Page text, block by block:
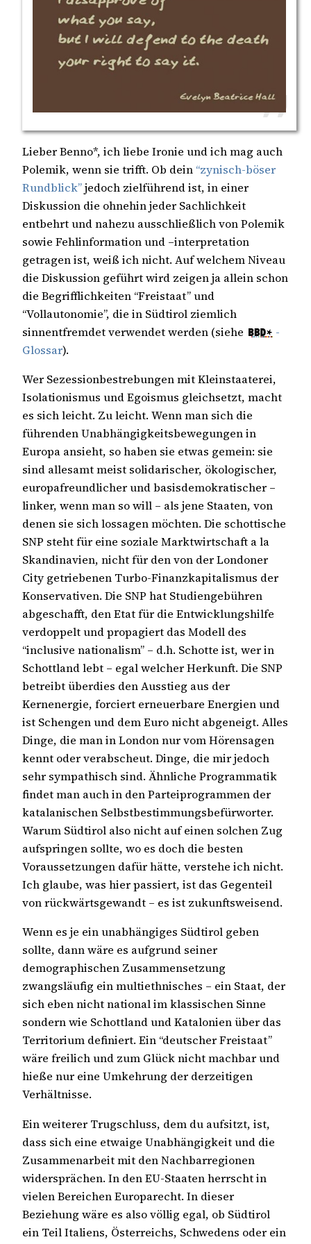
Lieber Benno*, ich liebe Ironie und ich mag auch
Polemik, wenn sie trifft. Ob dein “zynisch-böser
Rundblick”jedoch zielführend ist, in einer
Diskussion die ohnehin jeder Sachlichkeit
entbehrt und nahezu ausschließlich von Polemik
sowie Fehlinformation und –interpretation
getragen ist, weiß ich nicht. Auf welchem Niveau
die Diskussion geführt wird zeigen ja allein schon
die Begrifflichkeiten “Freistaat” und
“Vollautonomie”, die in Südtirol ziemlich
sinnentfremdet verwendet werden (siehe
-
Glossar).
Wer Sezessionbestrebungen mit Kleinstaaterei,
Isolationismus und Egoismus gleichsetzt, macht
es sich leicht. Zu leicht. Wenn man sich die
führenden Unabhängigkeitsbewegungen in
Europa ansieht, so haben sie etwas gemein: sie
sind allesamt meist solidarischer, ökologischer,
europafreundlicher und basisdemokratischer –
linker, wenn man so will – als jene Staaten, von
denen sie sich lossagen möchten. Die schottische
SNP steht für eine soziale Marktwirtschaft a la
Skandinavien, nicht für den von der Londoner
City getriebenen Turbo-Finanzkapitalismus der
Konservativen. Die SNP hat Studiengebühren
abgeschafft, den Etat für die Entwicklungshilfe
verdoppelt und propagiert das Modell des
“inclusive nationalism” – d.h. Schotte ist, wer in
Schottland lebt – egal welcher Herkunft. Die SNP
betreibt überdies den Ausstieg aus der
Kernenergie, forciert erneuerbare Energien und
ist Schengen und dem Euro nicht abgeneigt. Alles
Dinge, die man in London nur vom Hörensagen
kennt oder verabscheut. Dinge, die mir jedoch
sehr sympathisch sind. Ähnliche Programmatik
findet man auch in den Parteiprogrammen der
katalanischen Selbstbestimmungsbefürworter.
Warum Südtirol also nicht auf einen solchen Zug
aufspringen sollte, wo es doch die besten
Voraussetzungen dafür hätte, verstehe ich nicht.
Ich glaube, was hier passiert, ist das Gegenteil
von rückwärtsgewandt – es ist zukunftsweisend.
Wenn es je ein unabhängiges Südtirol geben
sollte, dann wäre es aufgrund seiner
demographischen Zusammensetzung
zwangsläufig ein multiethnisches – ein Staat, der
sich eben nicht national im klassischen Sinne
sondern wie Schottland und Katalonien über das
Territorium definiert. Ein “deutscher Freistaat”
wäre freilich und zum Glück nicht machbar und
hieße nur eine Umkehrung der derzeitigen
Verhältnisse.
Ein weiterer Trugschluss, dem du aufsitzt, ist,
dass sich eine etwaige Unabhängigkeit und die
Zusammenarbeit mit den Nachbarregionen
widersprächen. In den EU-Staaten herrscht in
vielen Bereichen Europarecht. In dieser
Beziehung wäre es also völlig egal, ob Südtirol
ein Teil Italiens, Österreichs, Schwedens oder ein